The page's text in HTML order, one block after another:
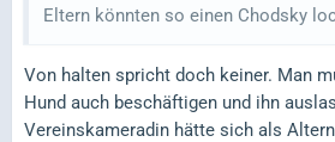
Eltern könnten so einen Chodsky
Von halten spricht doch keiner. Man
Hund auch beschäftigen und ihn
Vereinskameradin hätte sich als